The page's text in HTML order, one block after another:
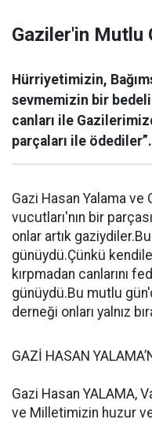
Gaziler'in Mutlu
Hürriyetimizin,
sevmemizin bir
canları ile
parçaları ile ödediler”.
Gazi Hasan Yalama ve
vucutları'nın bir
onlar artık
günüydü.Çünkü
kırpmadan canlarını
günüydü.Bu mutlu
derneği onları yalnız
GAZİ HASAN
Gazi Hasan YALAMA,
ve Milletimizin huzur